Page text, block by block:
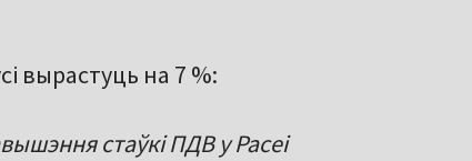
вырастуць на 7 %:
стаўкі ПДВ у Расеі